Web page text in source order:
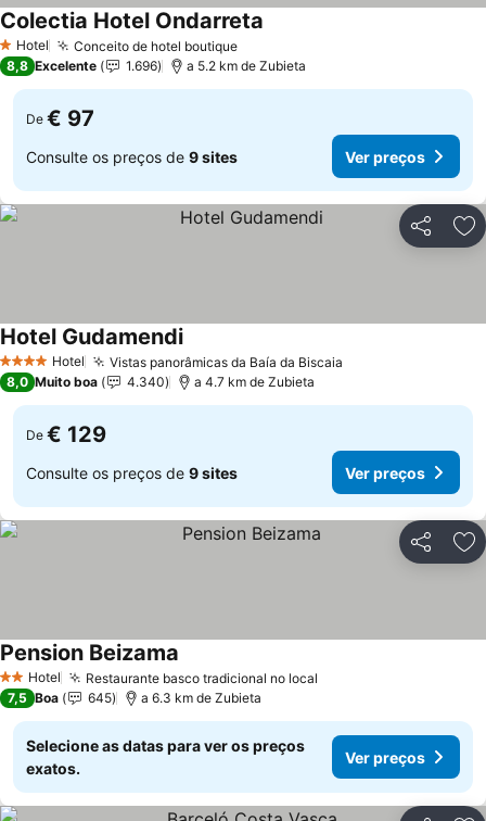
1 Estrelas
Hotel Conceito de hotel boutique
Colectia Hotel Ondarreta
8,8 Excelente 1.696 a 5.2 km de Zubieta
De € 97
Consulte os preços de 9 sites Ver preços
Partilhar
4 EstrelasHotel Vistas panorâmicas da Baía da Biscaia
Hotel Gudamendi
8,0 Muito boa 4.340 a 4.7 km de Zubieta
De € 129
Consulte os preços de 9 sites Ver preços
Partilhar
2 Estrelas
Hotel Restaurante basco tradicional no local
Pension Beizama
7,5 Boa 645 a 6.3 km de Zubieta
Selecione as datas para ver os preços
exatos.
Ver preços